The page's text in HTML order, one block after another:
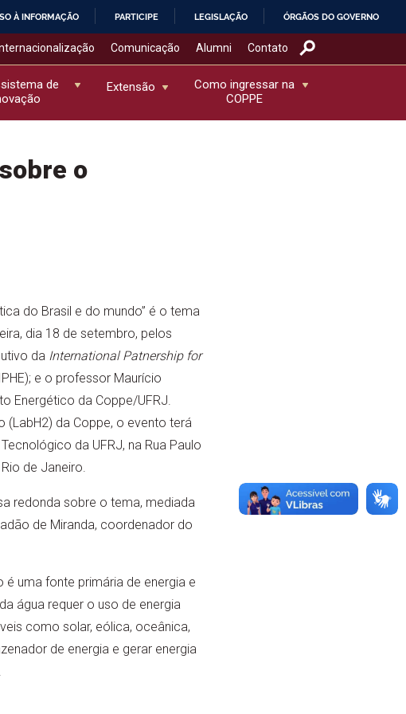
À INFORMAÇÃO PARTICIPE LEGISLAÇÃO ÓRGÃOS DO GOVERNO
Comunicação Alumni Contato
de
Extensão
Como ingressar na
COPPE
o
do Brasil e do mundo” é o tema
dia 18 de setembro, pelos
da International Patnership for
e o professor Maurício
Energético da Coppe/UFRJ.
da Coppe, o evento terá
da UFRJ, na Rua Paulo
de Janeiro.
redonda sobre o tema, mediada
de Miranda, coordenador do
uma fonte primária de energia e
água requer o uso de energia
como solar, eólica, oceânica,
de energia e gerar energia